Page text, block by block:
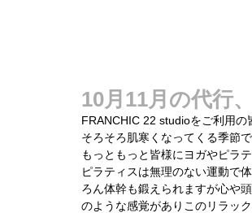
10月11月の代行
FRANCHIC 22 studioをご利用
そろそろ肌寒くなってくる季節
もっともっと皆様にヨガやピラ
ピラティスは無理のない運動で
ろん体幹も鍛えられますが心や
のような感覚がありこのリラッ